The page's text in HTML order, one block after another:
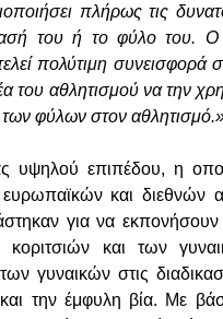
πλήρως τις
του ή το φύλο του. Ο
πολύτιμη συνεισφορά
του αθλητισμού να την
των φύλων στον
υψηλού επιπέδου, η
ευρωπαϊκών και
για να
και των
γυναικών στις
την έμφυλη βία. Με